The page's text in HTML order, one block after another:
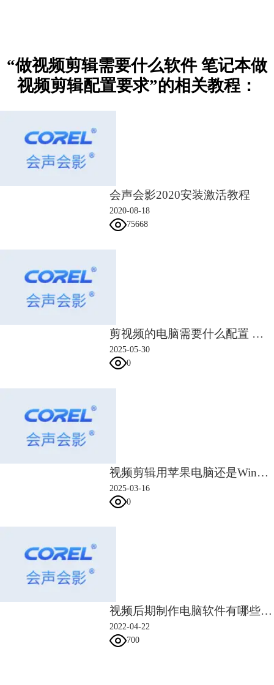
（图三：pr界面）
3.如果我们要做出强大的特效效果，推荐使用AE。不过，AE主要是用来
人士都混合使用pr和AE，pr用来输入画面给AE，AE加上特效后再导出回
（图四：Ae界面）
以上就是对于做视频剪辑需要什么软件的分析。
给大家讲解一下。
1、CPU
毫无疑问，视频剪辑需要CPU的高功耗。尤其是在视频输出和编码中，
多任务处理。如果同时运行多个软件或游戏，内核的数量尤为重要，但如
果只运行编辑软件，过多的内核将不起作用。相反，CPU的主频对视频编
码和输出起着决定性的作用，因此视频编辑的内核数量和主频率是合适
的。我们建议使用英特尔i7第7代或第8代的6核处理器，主频高于3.0。
数据。如果没有太高的内存空间，无论多好的CPU都不能充分发挥其强大
的性能，所以大内存是王道，尤其是对于视频剪辑。建议使用16G以上。
3、硬盘
盘速度不够快或损坏，编辑软件将被卡住或直接崩溃。因此，选择速度
快、稳定性好的硬盘尤为重要。建议安装255G的SSD固态硬盘用于安装
系统和软件，并增加高速机械硬盘用于存储材料，以确保软件运行的稳定
以便显示器显示图像，但现在显卡具有强大的图像处理能力，可以帮助
于视频剪辑，不需过多地使用显卡，所以建议使用中端显卡。如果你使用
对于显示器，最好选择高保真宽色域显示。有三种常见的色域标准：
NTSC色域、Adobe RGB和sRGB。目前主流设计采用显示屏，要求达到
100%sRGB色域范围，以保证显示屏色彩的表现力和还原能力。
“做视频剪辑需要什么软件 笔记本做
视频剪辑配置要求”的相关教程：
会声会影2020安装激活教程
2020-08-18
75668
剪视频的电脑需要什么配置 剪视频的软件有哪些
2025-05-30
0
视频剪辑用苹果电脑还是Win电脑好 视频剪辑用哪个软件比较好
2025-03-16
0
视频后期制作电脑软件有哪些 视频后期制作电脑配置要求
2022-04-22
700